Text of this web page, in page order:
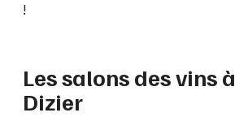
!
Les salons des vins à
Dizier